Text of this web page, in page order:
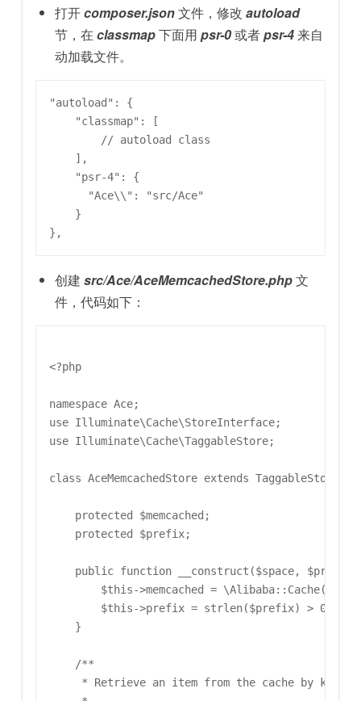
打开composer.json文件，修改autoload
节，在classmap下面用psr-0或者psr-4来自
动加载文件。
"autoload": {
    "classmap": [
        // autoload class
    ],
    "psr-4": {
      "Ace\\": "src/Ace"
    }
创建src/Ace/AceMemcachedStore.php文
件，代码如下：
<?php
namespace Ace;
use Illuminate\Cache\StoreInterface;
use Illuminate\Cache\TaggableStore;
class AceMemcachedStore extends TaggableStore
    protected $memcached;
    protected $prefix;
public function __construct($space, $prefix
$this->memcached =
$this->prefix = strlen($prefix) > 0 ?
    }
    /**
     * Retrieve an item from the cache by key.